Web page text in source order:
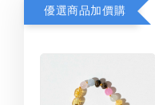
優選商品加價購